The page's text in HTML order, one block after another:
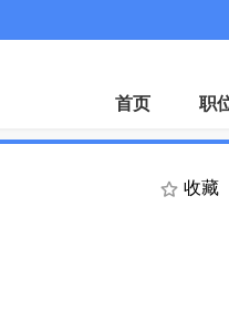
首页 职
收藏